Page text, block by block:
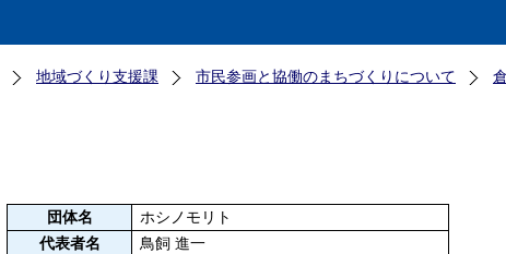
地域づくり支援課 市民参画と協働のまちづくりについて
団体名
ホシノモリト
代表者名
鳥飼 進一